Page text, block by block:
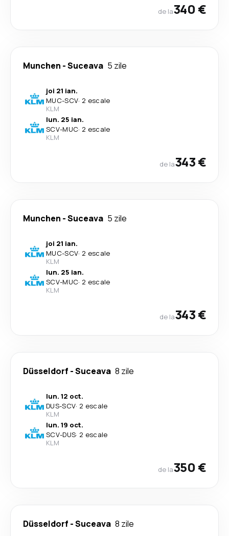
de la340 €
Munchen -Suceava 5 zile
joi 21 ian.
MUC-SCV· 2 escale
KLM
lun. 25 ian.
SCV-MUC· 2 escale
KLM
de la343 €
Munchen -Suceava 5 zile
joi 21 ian.
MUC-SCV· 2 escale
KLM
lun. 25 ian.
SCV-MUC· 2 escale
KLM
de la343 €
Düsseldorf -Suceava 8 zile
lun. 12 oct.
DUS-SCV· 2 escale
KLM
lun. 19 oct.
SCV-DUS· 2 escale
KLM
de la350 €
Düsseldorf -Suceava 8 zile